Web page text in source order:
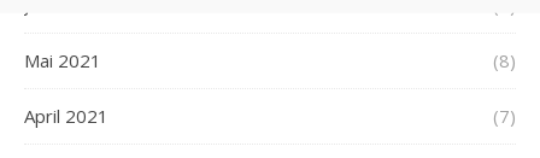
Mai 2021 (8)
April 2021 (7)